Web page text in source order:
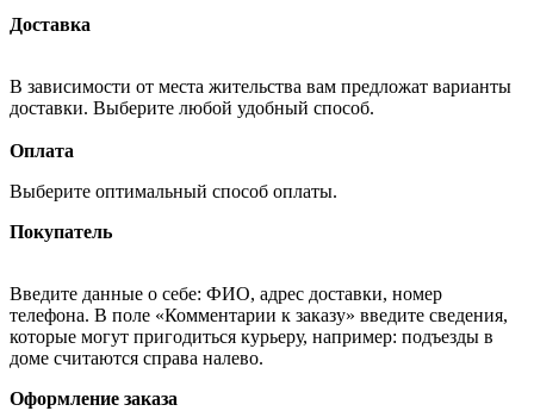
Доставка
В зависимости от места жительства вам предложат варианты
доставки. Выберите любой удобный способ.
Оплата
Выберите оптимальный способ оплаты.
Покупатель
Введите данные о себе: ФИО, адрес доставки, номер
телефона. В поле «Комментарии к заказу» введите сведения,
которые могут пригодиться курьеру, например: подъезды в
доме считаются справа налево.
Оформление заказа